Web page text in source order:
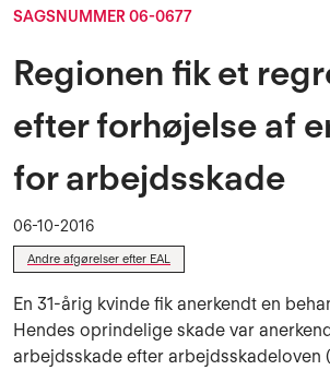
SAGSNUMMER 06-0677
Regionen fik et
efter forhøjelse af
for arbejdsskade
06-10-2016
Andre afgørelser efter EAL
En 31-årig kvinde fik anerkendt en
Hendes oprindelige skade var
arbejdsskade efter arbejdsskadeloven